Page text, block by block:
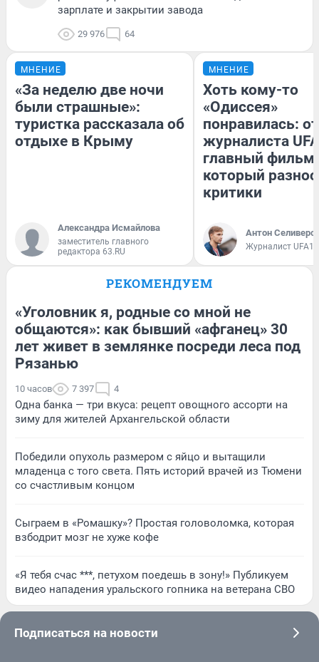
зарплате и закрытии завода
29 976 64
МНЕНИЕ
«За неделю две ночи
были страшные»:
туристка рассказала об
отдыхе в Крыму
Александра Исмайлова
заместитель главного
редактора 63.RU
МНЕНИЕ
Хоть кому-то
«Одиссея»
понравилась:
журналиста
главный фильм
который
критики
Антон
Журналист
РЕКОМЕНДУЕМ
«Уголовник я, родные со мной не
общаются»: как бывший «афганец» 30
лет живет в землянке посреди леса под
Рязанью
10 часов 7 397 4
Одна банка — три вкуса: рецепт овощного ассорти на
зиму для жителей Архангельской области
Победили опухоль размером с яйцо и вытащили
младенца с того света. Пять историй врачей из Тюмени
со счастливым концом
Сыграем в «Ромашку»? Простая головоломка, которая
взбодрит мозг не хуже кофе
«Я тебя счас ***, петухом поедешь в зону!» Публикуем
видео нападения уральского гопника на ветерана СВО
Подписаться на новости